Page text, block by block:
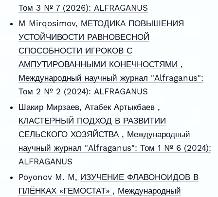
Том 3 № 7 (2026): ALFRAGANUS
M Mirqosimov, МЕТОДИКА ПОВЫШЕНИЯ
УСТОЙЧИВОСТИ РАВНОВЕСНОЙ
СПОСОБНОСТИ ИГРОКОВ С
АМПУТИРОВАННЫМИ КОНЕЧНОСТЯМИ ,
Международный научный журнал "Alfraganus":
Том 2 № 2 (2024): ALFRAGANUS
Шакир Мирзаев, Атабек Артыкбаев ,
КЛАСТЕРНЫЙ ПОДХОД В РАЗВИТИИ
СЕЛЬСКОГО ХОЗЯЙСТВА , Международный
научный журнал "Alfraganus": Том 1 № 6 (2024):
ALFRAGANUS
Poyonov M. M, ИЗУЧЕНИЕ ФЛАВОНОИДОВ В
ПЛЁНКАХ «ГЕМОСТАТ» , Международный